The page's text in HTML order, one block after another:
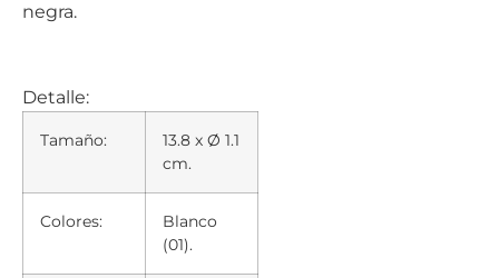
negra.
Detalle:
Tamaño:
13.8 x Ø 1.1
cm.
Colores:
Blanco
(01).